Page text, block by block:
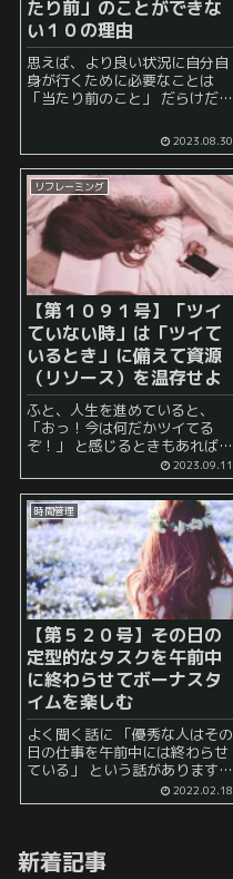
たり前」のことができな
い１０の理由
思えば、より良い状況に自分自
身が行くために必要なことは
「当たり前のこと」 だらけだっ
ならば、まずは食事を見直して
実践すればよいですし、 テスト
で良い成績を取りたいならば、
必要な知識や...
2023.08.30
リフレーミング
【第１０９１号】「ツイ
ていない時」は「ツイて
いるとき」に備えて資源
（リソース）を温存せよ
ふと、人生を進めていると、
「おっ！今は何だかツイてる
ぞ！」 と感じるときもあれば、
「あれ、今は全然ツイていない
ぞ……」 と感じることもあるこ
とでしょう。 一生懸命頑張って
いるにもかかわらず強い向かい
風のよ...
2023.09.11
時間管理
【第５２０号】その日の
定型的なタスクを午前中
に終わらせてボーナスタ
イムを楽しむ
よく聞く話に 「優秀な人はその
日の仕事を午前中には終わらせ
ている」 という話があります。
このような話を聞くと、 「すご
いな」 と素直に思う人もいれ
2022.02.18
新着記事